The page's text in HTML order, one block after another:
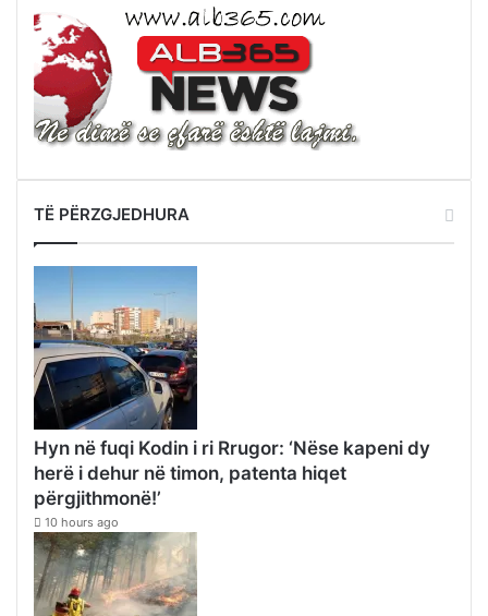
TË PËRZGJEDHURA
Hyn në fuqi Kodin i ri Rrugor: ‘Nëse kapeni dy
herë i dehur në timon, patenta hiqet
përgjithmonë!’
10 hours ago